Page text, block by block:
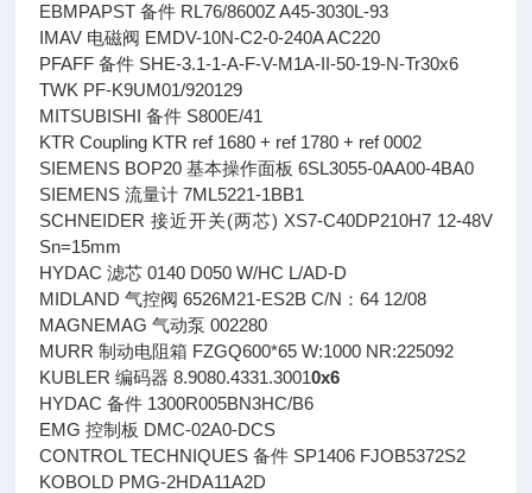
EBMPAPST 备件 RL76/8600Z A45-3030L-93
IMAV 电磁阀 EMDV-10N-C2-0-240A AC220
PFAFF 备件 SHE-3.1-1-A-F-V-M1A-II-50-19-N-Tr30x6
TWK PF-K9UM01/920129
MITSUBISHI 备件 S800E/41
KTR Coupling KTR ref 1680 + ref 1780 + ref 0002
SIEMENS BOP20 基本操作面板 6SL3055-0AA00-4BA0
SIEMENS 流量计 7ML5221-1BB1
SCHNEIDER 接近开关(两芯) XS7-C40DP210H7 12-48V
Sn=15mm
HYDAC 滤芯 0140 D050 W/HC L/AD-D
MIDLAND 气控阀 6526M21-ES2B C/N：64 12/08
MAGNEMAG 气动泵 002280
MURR 制动电阻箱 FZGQ600*65 W:1000 NR:225092
KUBLER 编码器 8.9080.4331.30010x6
HYDAC 备件 1300R005BN3HC/B6
EMG 控制板 DMC-02A0-DCS
CONTROL TECHNIQUES 备件 SP1406 FJOB5372S2
KOBOLD PMG-2HDA11A2D